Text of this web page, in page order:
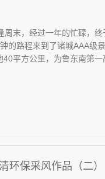
末，经过一年的忙碌，
的路程来到了诸城AAA级
40平方公里，为鲁东南第
保采风作品（二）